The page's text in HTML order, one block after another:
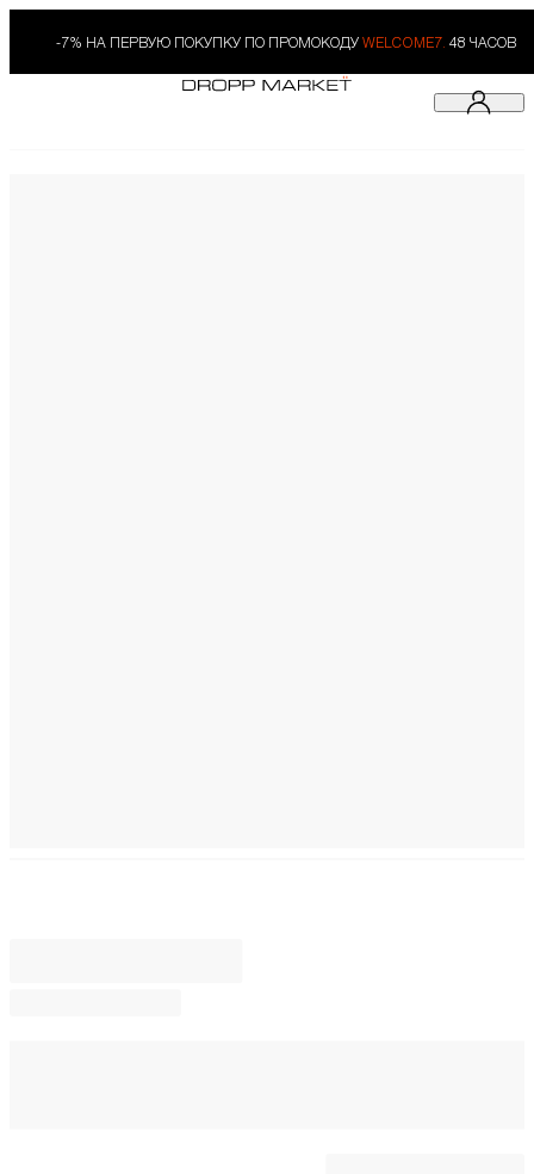
-7% НА ПЕРВУЮ ПОКУПКУ ПО ПРОМОКОДУ WELCOME7. 48 ЧАСОВ